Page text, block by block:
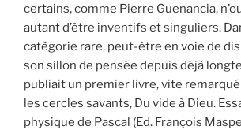
certains, comme Pierre Guenancia,
autant d’être inventifs et singuliers.
catégorie rare, peut-être en voie de
son sillon de pensée depuis déjà
publiait un premier livre, vite
les cercles savants, Du vide à Dieu.
physique de Pascal (Ed. François